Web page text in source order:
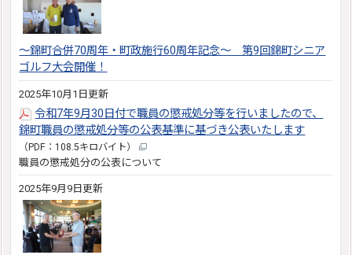
～錦町合併70周年・町政施行60周年記念～ 第9回錦町シニア
ゴルフ大会開催！
2025年10月1日更新
令和7年9月30日付で職員の懲戒処分等を行いましたので、
錦町職員の懲戒処分等の公表基準に基づき公表いたします
（PDF：108.5キロバイト）
職員の懲戒処分の公表について
2025年9月9日更新